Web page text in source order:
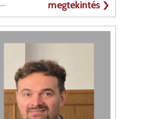
megtekintés